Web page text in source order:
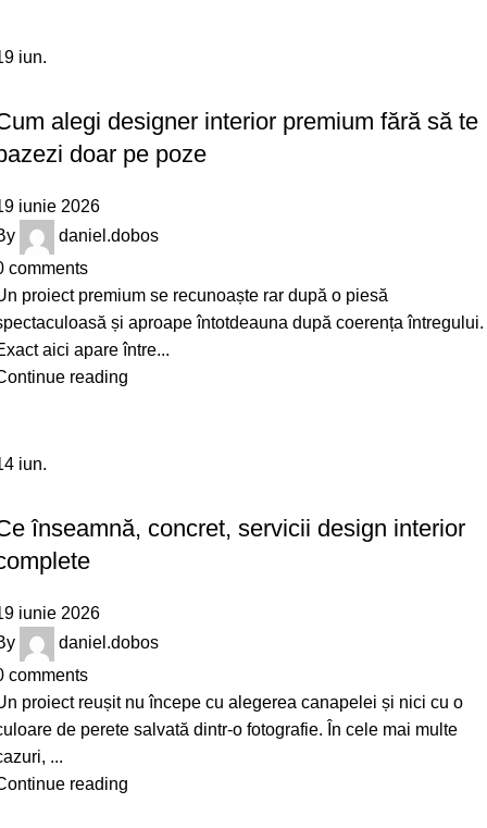
iun.
alegi designer interior premium fără să te
doar pe poze
iunie 2026
daniel.dobos
comments
proiect premium se recunoaște rar după o piesă
și aproape întotdeauna după coerența întregului.
aici apare între...
reading
iun.
înseamnă, concret, servicii design interior
iunie 2026
daniel.dobos
comments
proiect reușit nu începe cu alegerea canapelei și nici cu o
de perete salvată dintr-o fotografie. În cele mai multe
...
reading